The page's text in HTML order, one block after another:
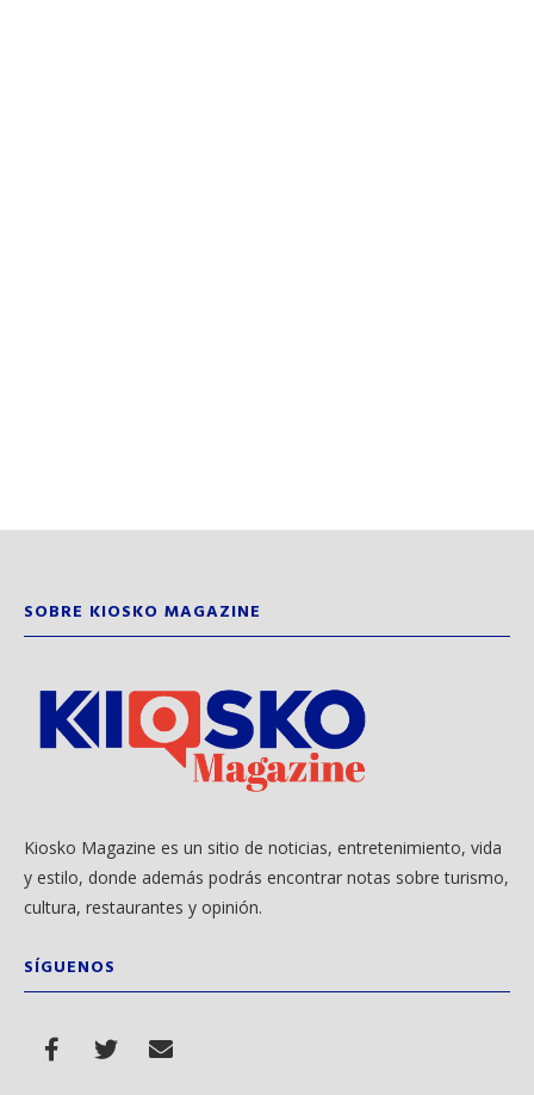
SOBRE KIOSKO MAGAZINE
Kiosko Magazine es un sitio de noticias, entretenimiento, vida
y estilo, donde además podrás encontrar notas sobre turismo,
cultura, restaurantes y opinión.
SÍGUENOS